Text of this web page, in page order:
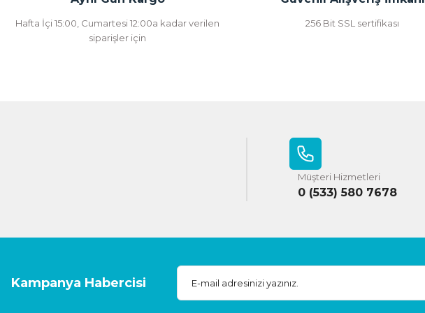
Hafta İçi 15:00, Cumartesi 12:00a kadar verilen
siparişler için
256 Bit SSL sertifikası
Müşteri Hizmetleri
0 (533) 580 7678
Kampanya Habercisi